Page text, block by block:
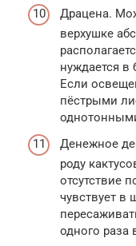
Драцена.
верхушке
нуждается
Если
пёстрыми
Денежное
роду
отсутствие
чувствует в
одного раза